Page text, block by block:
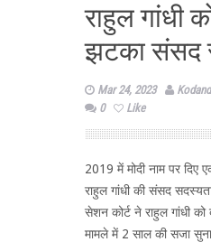
राहुल गांधी
झटका संसद
Mar 24, 2023
0
Like
2019 में मोदी नाम पर
राहुल गांधी की संसद
सेशन कोर्ट ने राहुल गांधी को
मामले में 2 साल की सजा